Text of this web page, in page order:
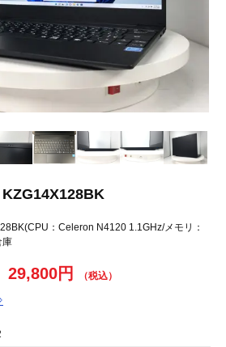
：Celeron N4120 1.1GHz/メモリ：
庫
29,800円